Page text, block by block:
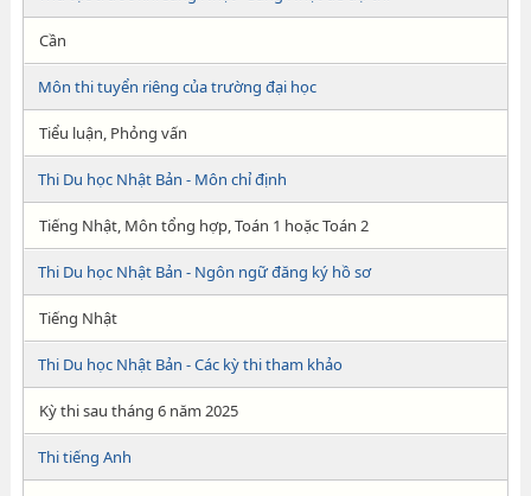
Cần
Môn thi tuyển riêng của trường đại học
Tiểu luận, Phỏng vấn
Thi Du học Nhật Bản - Môn chỉ định
Tiếng Nhật, Môn tổng hợp, Toán 1 hoặc Toán 2
Thi Du học Nhật Bản - Ngôn ngữ đăng ký hồ sơ
Tiếng Nhật
Thi Du học Nhật Bản - Các kỳ thi tham khảo
Kỳ thi sau tháng 6 năm 2025
Thi tiếng Anh